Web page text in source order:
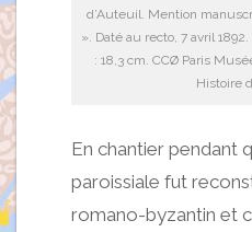
d’Auteuil. Mention
». Daté au recto, 7 avril
: 18,3 cm. CCØ Paris
Histoire
En chantier pendant
paroissiale fut
romano-byzantin et